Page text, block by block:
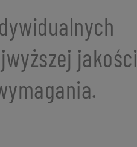
jakości